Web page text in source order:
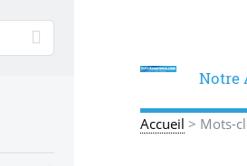
Notre
Accueil > Mots-